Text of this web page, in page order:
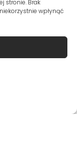
stronie. Brak
wpłynąć
Zapisuję się
i